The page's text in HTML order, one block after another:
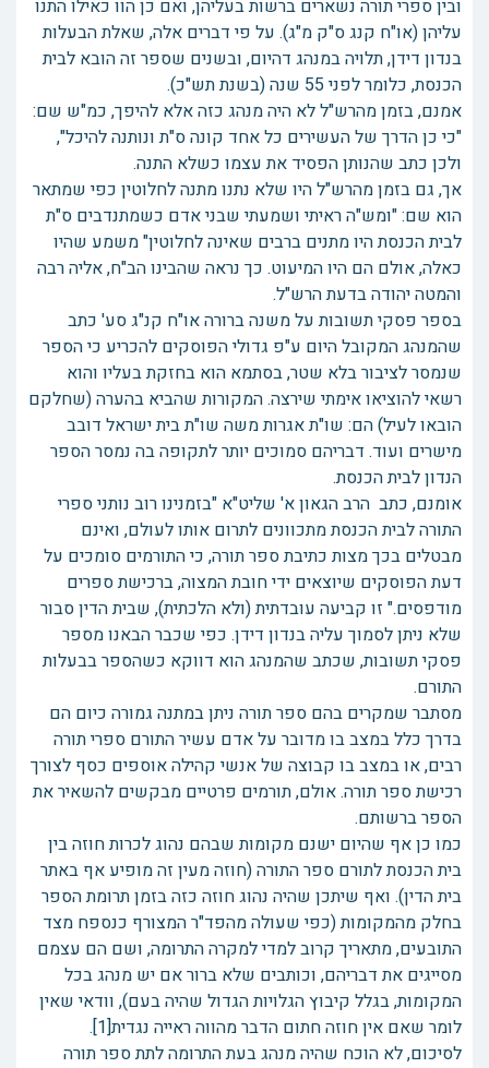
ובין ספרי תורה נשארים ברשות בעליהן, ואם כן הוו כאילו התנו
עליהן (או"ח קנג ס"ק מ"ג). על פי דברים אלה, שאלת הבעלות
בנדון דידן, תלויה במנהג דהיום, ובשנים שספר זה הובא לבית
הכנסת, כלומר לפני 55 שנה (בשנת תש"כ).
אמנם, בזמן מהרש"ל לא היה מנהג כזה אלא להיפך, כמ"ש שם:
"כי כן הדרך של העשירים כל אחד קונה ס"ת ונותנה להיכל",
ולכן כתב שהנותן הפסיד את עצמו כשלא התנה.
אך, גם בזמן מהרש"ל היו שלא נתנו מתנה לחלוטין כפי שמתאר
הוא שם: "ומש"ה ראיתי ושמעתי שבני אדם כשמתנדבים ס"ת
לבית הכנסת היו מתנים ברבים שאינה לחלוטין" משמע שהיו
כאלה, אולם הם היו המיעוט. כך נראה שהבינו הב"ח, אליה רבה
והמטה יהודה בדעת הרש"ל.
בספר פסקי תשובות על משנה ברורה או"ח קנ"ג סע' כתב
שהמנהג המקובל היום ע"פ גדולי הפוסקים להכריע כי הספר
שנמסר לציבור בלא שטר, בסתמא הוא בחזקת בעליו והוא
רשאי להוציאו אימתי שירצה. המקורות שהביא בהערה (שחלקם
הובאו לעיל) הם: שו"ת אגרות משה שו"ת בית ישראל דובב
מישרים ועוד. דבריהם סמוכים יותר לתקופה בה נמסר הספר
הנדון לבית הכנסת.
אומנם, כתב הרב הגאון א' שליט"א "בזמנינו רוב נותני ספרי
התורה לבית הכנסת מתכוונים לתרום אותו לעולם, ואינם
מבטלים בכך מצות כתיבת ספר תורה, כי התורמים סומכים על
דעת הפוסקים שיוצאים ידי חובת המצוה, ברכישת ספרים
מודפסים." זו קביעה עובדתית (ולא הלכתית), שבית הדין סבור
שלא ניתן לסמוך עליה בנדון דידן. כפי שכבר הבאנו מספר
פסקי תשובות, שכתב שהמנהג הוא דווקא כשהספר בבעלות
התורם.
מסתבר שמקרים בהם ספר תורה ניתן במתנה גמורה כיום הם
בדרך כלל במצב בו מדובר על אדם עשיר התורם ספרי תורה
רבים, או במצב בו קבוצה של אנשי קהילה אוספים כסף לצורך
רכישת ספר תורה. אולם, תורמים פרטיים מבקשים להשאיר את
הספר ברשותם.
כמו כן אף שהיום ישנם מקומות שבהם נהוג לכרות חוזה בין
בית הכנסת לתורם ספר התורה (חוזה מעין זה מופיע אף באתר
בית הדין). ואף שיתכן שהיה נהוג חוזה כזה בזמן תרומת הספר
בחלק מהמקומות (כפי שעולה מהפד"ר המצורף כנספח מצד
התובעים, מתאריך קרוב למדי למקרה התרומה, ושם הם עצמם
מסייגים את דבריהם, וכותבים שלא ברור אם יש מנהג בכל
המקומות, בגלל קיבוץ הגלויות הגדול שהיה בעם), וודאי שאין
לומר שאם אין חוזה חתום הדבר מהווה ראייה נגדית[1].
לסיכום, לא הוכח שהיה מנהג בעת התרומה לתת ספר תורה